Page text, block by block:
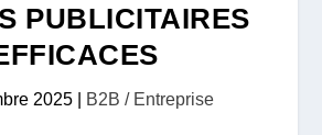
PUBLICITAIRES
2025 B2B / Entreprise